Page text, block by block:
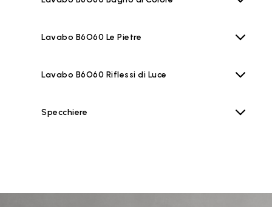
Lavabo B6O60 Le Pietre
Lavabo B6O60 Riflessi di Luce
Specchiere